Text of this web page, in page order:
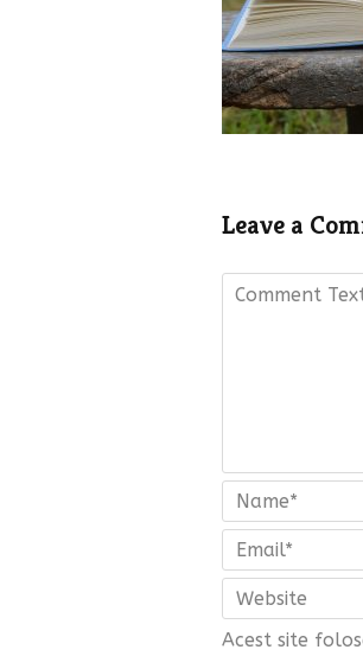
Leave a
Acest site